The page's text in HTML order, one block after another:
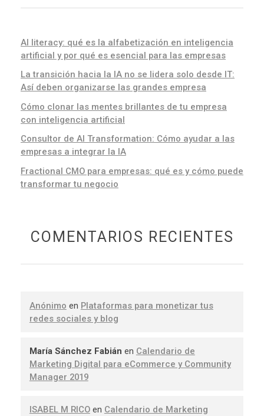
AI literacy: qué es la alfabetización en inteligencia
artificial y por qué es esencial para las empresas
La transición hacia la IA no se lidera solo desde IT:
Así deben organizarse las grandes empresa
Cómo clonar las mentes brillantes de tu empresa
con inteligencia artificial
Consultor de AI Transformation: Cómo ayudar a las
empresas a integrar la IA
Fractional CMO para empresas: qué es y cómo puede
transformar tu negocio
COMENTARIOS RECIENTES
Anónimo en Plataformas para monetizar tus
redes sociales y blog
María Sánchez Fabián en Calendario de
Marketing Digital para eCommerce y Community
Manager 2019
ISABEL M RICOen Calendario de Marketing